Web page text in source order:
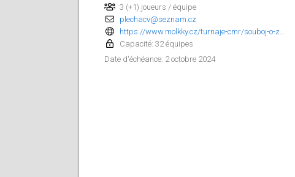
3 (+1) joueurs / équipe
plechacv@seznam.cz
Capacité: 32 équipes
Date d'échéance: 2 octobre 2024
février 2024
US Mölkky Winter